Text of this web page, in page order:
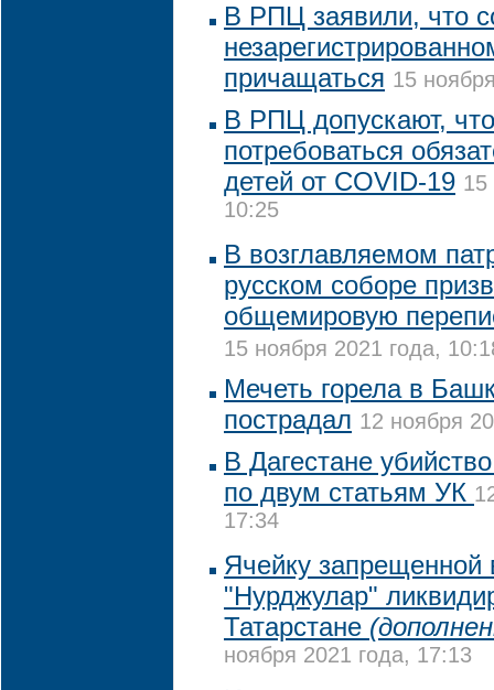
В РПЦ заявили, что
причащаться 15
В РПЦ допускают,
потребоваться
детей от COVID-19 15
10:25
В возглавляемом
русском соборе
общемировую
15 ноября 2021 года,
Мечеть горела в
пострадал 12 ноября
В Дагестане
по двум статьям УК
17:34
Ячейку запрещенной
"Нурджулар"
Татарстане
ноября 2021 года, 17:13